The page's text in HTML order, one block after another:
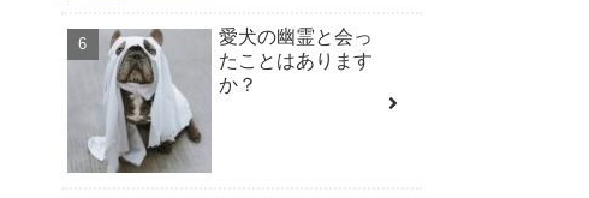
愛犬の幽霊と会っ
たことはあります
か？